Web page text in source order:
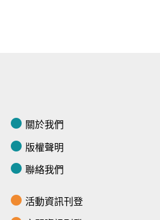
關於我們
版權聲明
聯絡我們
活動資訊刊登